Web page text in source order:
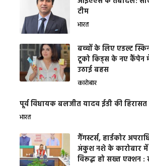
टीम
भारत
बच्चों के लिए एडल्ट
टूको किड्स के नए कैंपेन
उठाई बहस
कारोबार
पूर्व विधायक बलजीत यादव ईडी की
भारत
गैंगस्टर्स, हार्डकोर
अंकुश नशे के कारोबार में
विरूद्ध हो सख्त एक्शन :